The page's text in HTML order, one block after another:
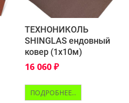
ТЕХНОНИКОЛЬ
SHINGLAS ендовный
ковер (1х10м)
16 060 ₽
ПОДРОБНЕЕ...